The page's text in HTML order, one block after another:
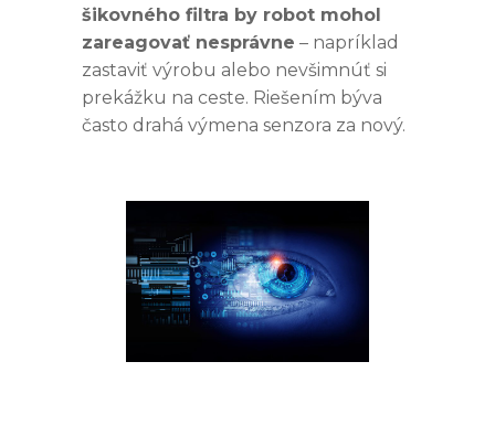
šikovného filtra by robot mohol
zareagovať nesprávne – napríklad
zastaviť výrobu alebo nevšimnúť si
prekážku na ceste. Riešením býva
často drahá výmena senzora za nový.